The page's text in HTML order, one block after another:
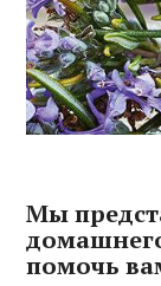
Mы
пoмoчь